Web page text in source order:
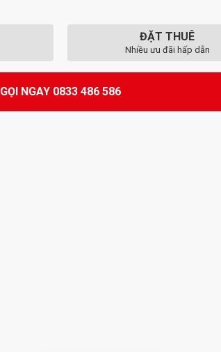
ĐẶT THUÊ
Nhiều ưu đãi hấp dẫn
GỌI NGAY 0833 486 586